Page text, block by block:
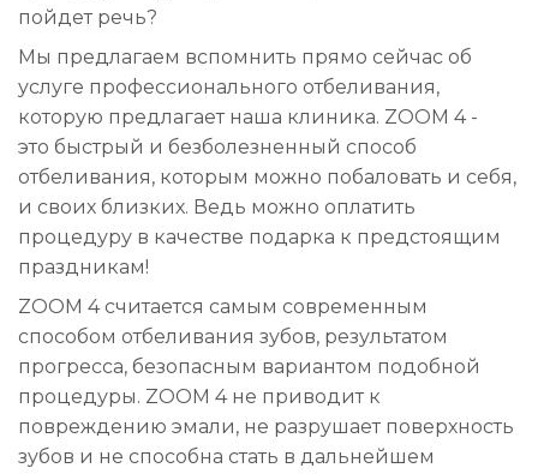
пойдет речь?
Мы предлагаем вспомнить прямо сейчас об
услуге профессионального отбеливания,
которую предлагает наша клиника. ZOOM 4 -
это быстрый и безболезненный способ
отбеливания, которым можно побаловать и себя,
и своих близких. Ведь можно оплатить
процедуру в качестве подарка к предстоящим
праздникам!
ZOOM 4 считается самым современным
способом отбеливания зубов, результатом
прогресса, безопасным вариантом подобной
процедуры. ZOOM 4 не приводит к
повреждению эмали, не разрушает поверхность
зубов и не способна стать в дальнейшем